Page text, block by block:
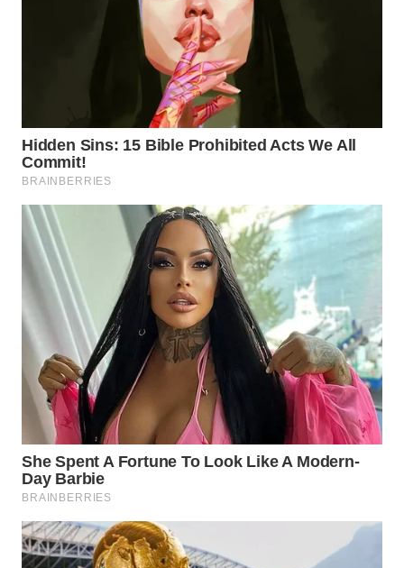
TAPANULI
UTARA
WN
SAMOSIR
WN
PADANG
LAWAS
WN
SUMEDANG
WN
CIANJUR
WN
SERIBU